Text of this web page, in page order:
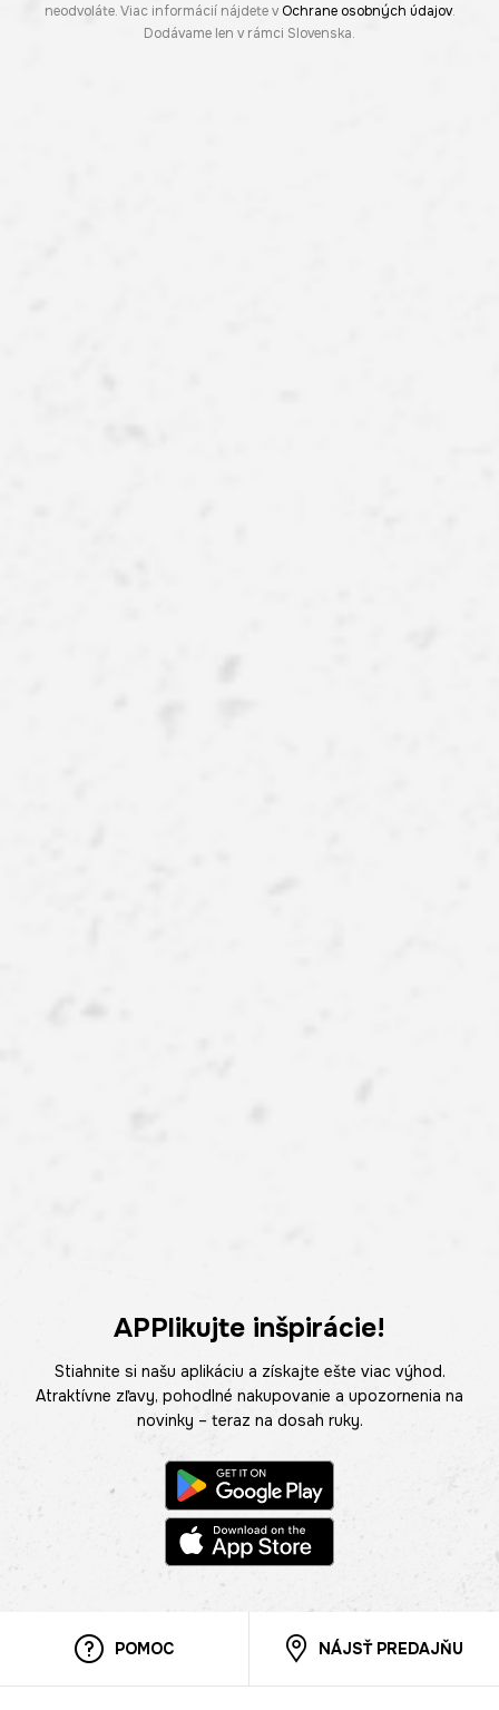
neodvoláte. Viac informácií nájdete v Ochrane osobných údajov.
Dodávame len v rámci Slovenska.
APPlikujte inšpirácie!
Stiahnite si našu aplikáciu a získajte ešte viac výhod.
Atraktívne zľavy, pohodlné nakupovanie a upozornenia na
novinky – teraz na dosah ruky.
POMOC NÁJSŤ PREDAJŇU